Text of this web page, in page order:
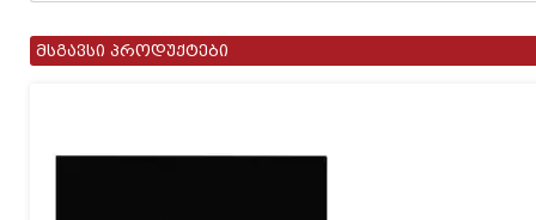
მსგავსი პროდუქტები